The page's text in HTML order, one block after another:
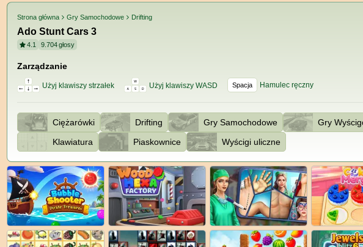
Strona główna Gry Samochodowe Drifting
Ado Stunt Cars 3
4.1 9.704głosy
Zarządzanie
Użyj klawiszy strzałek Użyj klawiszy WASD Spacja Hamulec ręczny
Ciężarówki Drifting Gry Samochodowe
Gry
Klawiatura
Piaskownice Wyścigi uliczne